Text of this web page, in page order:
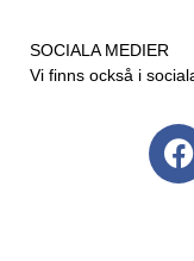
SOCIALA MEDIER
Vi finns också i